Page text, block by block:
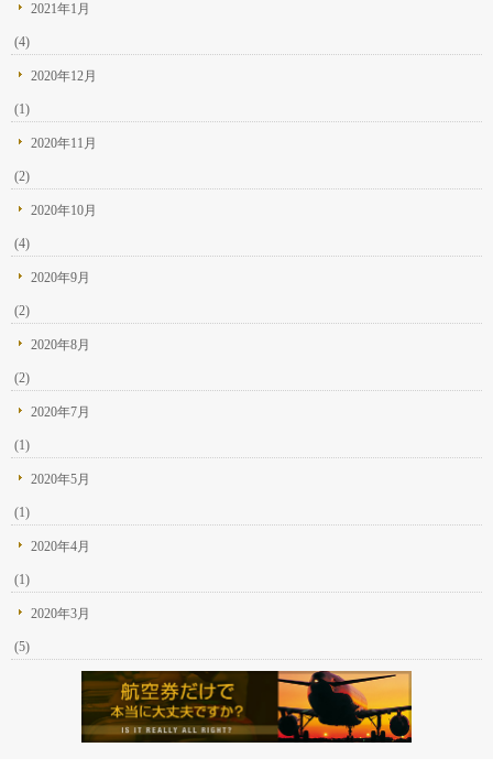
2021年1月
(4)
2020年12月
(1)
2020年11月
(2)
2020年10月
(4)
2020年9月
(2)
2020年8月
(2)
2020年7月
(1)
2020年5月
(1)
2020年4月
(1)
2020年3月
(5)